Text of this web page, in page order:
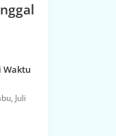
Waktu
Juli